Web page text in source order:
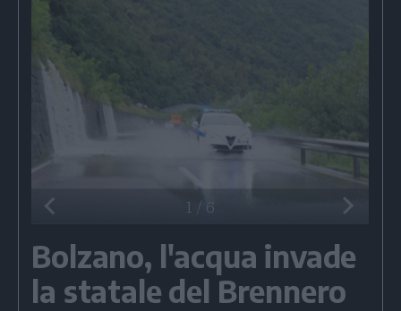
1 / 6
Bolzano, l'acqua invade
la statale del Brennero